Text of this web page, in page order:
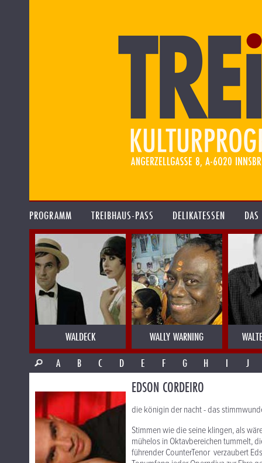
PROGRAMM TREIBHAUS-PASS DELIKATESSEN
WALDECK WALLY WARNING
A
B C D E F G H I J
EDSON CORDEIRO
die königin der nacht - das
Stimmen wie die seine klingen, als
mühelos in Oktavbereichen tummelt,
führender CounterTenor verzaubert